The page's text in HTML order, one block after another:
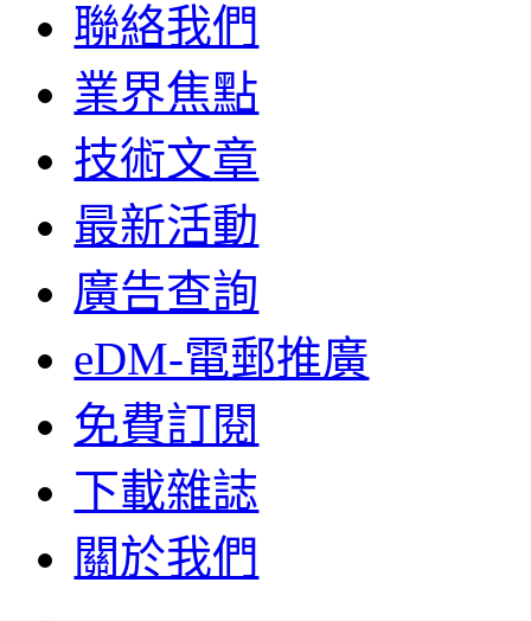
聯絡我們
業界焦點
技術文章
最新活動
廣告查詢
eDM-電郵推廣
免費訂閱
下載雜誌
關於我們